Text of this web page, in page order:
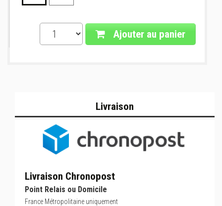
Ajouter au panier
Livraison
Livraison Chronopost
Point Relais ou Domicile
France Métropolitaine uniquement